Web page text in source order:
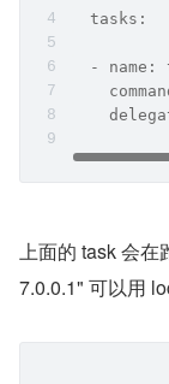
  tasks:
- name:
上面的 task 会在
7.0.0.1" 可以用